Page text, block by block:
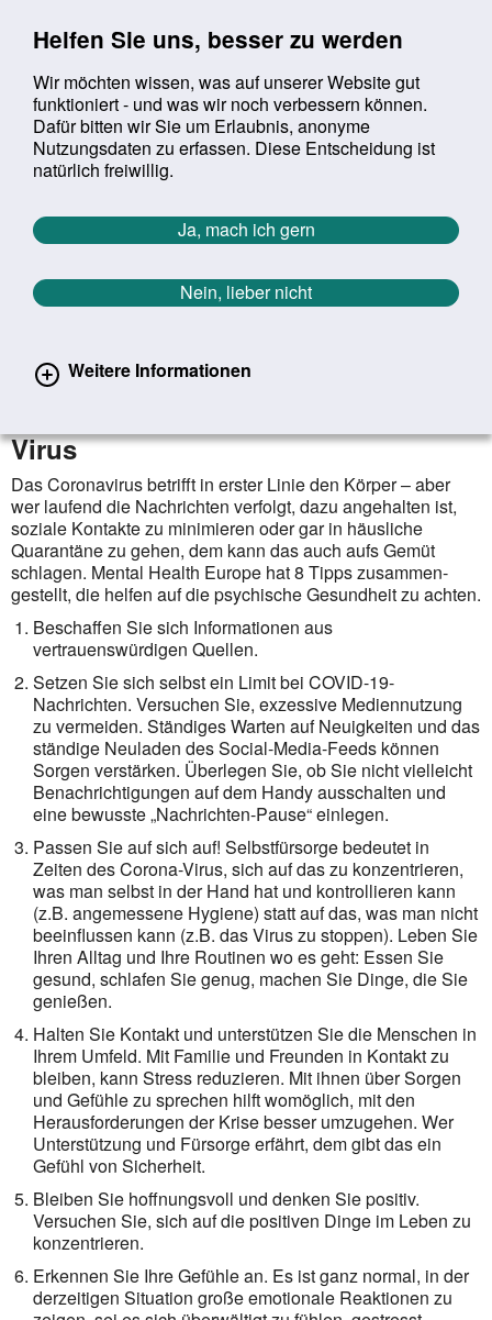
Helfen Sie uns, besser zu werden
Wir möchten wissen, was auf unserer Website gut
funktioniert - und was wir noch verbessern können.
Dafür bitten wir Sie um Erlaubnis, anonyme
Nutzungsdaten zu erfassen. Diese Entscheidung ist
natürlich freiwillig.
Ja, mach ich gern
Nein, lieber nicht
Weitere Informationen
Suchbegriff:
Sie befinden sich hier:
Startseite Aktuelles Aktuelle Meldungen
Aktuelle Meldungen
Zurück zur Übersicht erster
vorheriger
1587/1627
8 hilfreiche Tipps für die seelische
Virus
Das Coronavirus betrifft in erster Linie den Körper – aber
wer laufend die Nachrichten verfolgt, dazu ange­halten ist,
soziale Kontakte zu minimieren oder gar in häusliche
Quaran­täne zu gehen, dem kann das auch aufs Gemüt
schlagen. Mental Health Europe hat 8 Tipps zusammen­
gestellt, die helfen auf die psychische Gesundheit zu achten.
Beschaffen Sie sich Informationen aus
vertrauenswürdigen Quellen.
Setzen Sie sich selbst ein Limit bei COVID-19-
Nachrichten. Versuchen Sie, exzessive Mediennutzung
zu vermeiden. Ständiges Warten auf Neuigkeiten und das
ständige Neuladen des Social-Media-Feeds können
Sorgen verstärken. Überlegen Sie, ob Sie nicht vielleicht
Benachrichtigungen auf dem Handy ausschalten und
eine bewusste „Nachrichten-Pause“ einlegen.
Passen Sie auf sich auf! Selbstfürsorge bedeutet in
Zeiten des Corona-Virus, sich auf das zu konzen­trie­ren,
was man selbst in der Hand hat und kontrollieren kann
(z.B. angemessene Hygiene) statt auf das, was man nicht
beeinflussen kann (z.B. das Virus zu stoppen). Leben Sie
Ihren Alltag und Ihre Routinen wo es geht: Essen Sie
gesund, schlafen Sie genug, machen Sie Dinge, die Sie
genießen.
Halten Sie Kontakt und unterstützen Sie die Menschen in
Ihrem Umfeld. Mit Familie und Freunden in Kon­takt zu
bleiben, kann Stress reduzieren. Mit ihnen über Sorgen
und Gefühle zu sprechen hilft wo­möglich, mit den
Herausforderungen der Krise besser umzugehen. Wer
Unterstützung und Fürsorge erfährt, dem gibt das ein
Gefühl von Sicherheit.
Bleiben Sie hoffnungsvoll und denken Sie positiv.
Versuchen Sie, sich auf die positiven Dinge im Leben zu
konzentrieren.
Erkennen Sie Ihre Gefühle an. Es ist ganz normal, in der
derzeitigen Situation große emotionale Reak­tionen zu